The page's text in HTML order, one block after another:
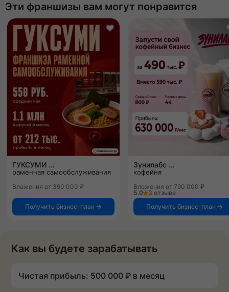
Эти франшизы вам могут понравится
ГУКСУМИ
раменная самообслуживания
Вложения от 390 000 ₽
Получить бизнес-план
Зунилабс
кофейня
Вложения от 790 000 ₽
5.0
3 отзыва
Получить бизнес-план
Как вы будете зарабатывать
Чистая прибыль: 500 000 ₽ в месяц